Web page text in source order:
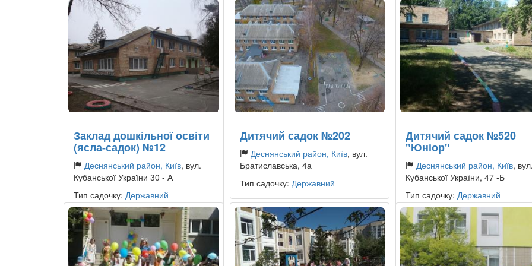
Заклад дошкільної освіти
(ясла-садок) №12
Деснянський район, Київ, вул.
Кубанської України 30 - А
Тип садочку: Державний
Дитячий садок №202
Деснянський район, Київ, вул.
Братиславська, 4а
Тип садочку: Державний
Дитячий садок №520
"Юніор"
Деснянський район, Київ,
Кубанської України, 47 -Б
Тип садочку:Державний